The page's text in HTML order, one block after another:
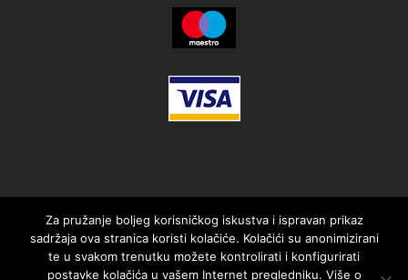
Za pružanje boljeg korisničkog iskustva i ispravan prikaz
sadržaja ova stranica koristi kolačiće. Kolačići su anonimizirani
te u svakom trenutku možete kontrolirati i konfigurirati
postavke kolačića u vašem Internet pregledniku. Više o